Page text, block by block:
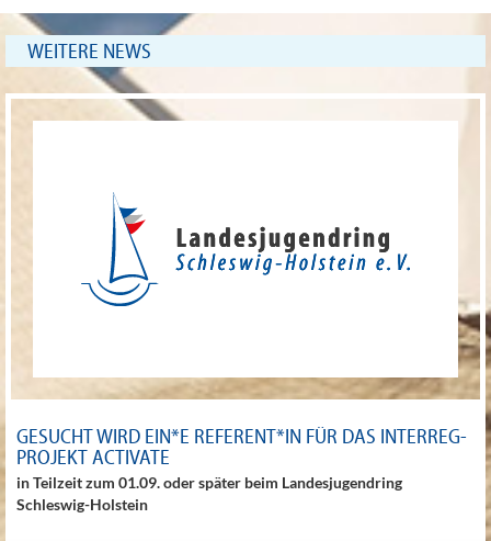
WEITERE NEWS
GESUCHT WIRD EIN*E REFERENT*IN FÜR DAS INTERREG-
PROJEKT ACTIVATE
in Teilzeit zum 01.09. oder später beim Landesjugendring
Schleswig-Holstein